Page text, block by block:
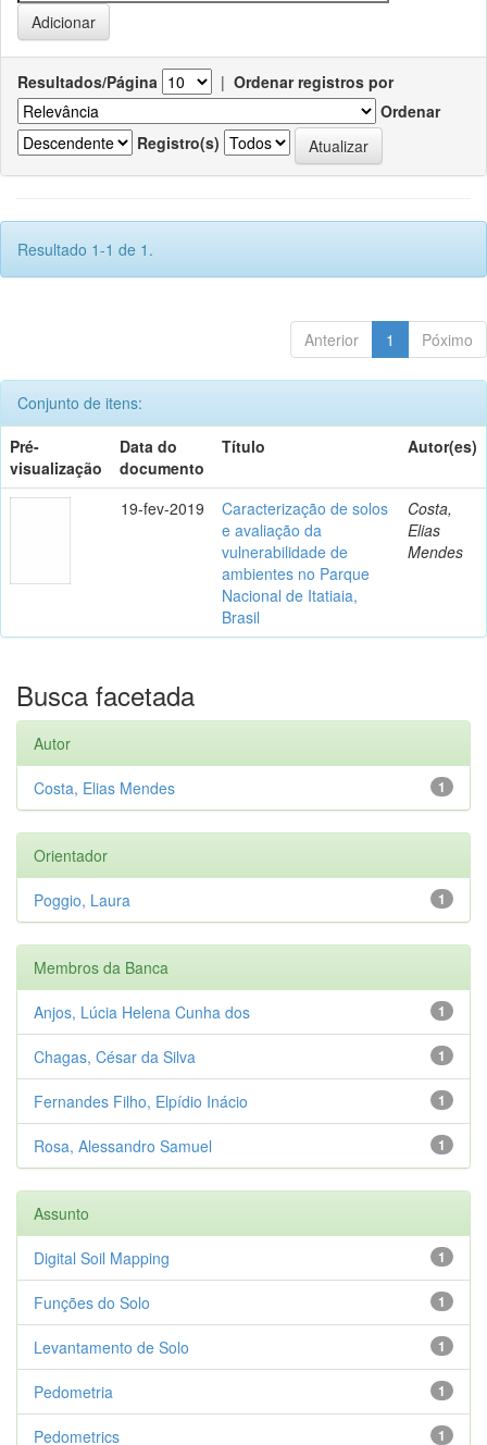
Resultados/Página | Ordenar registros por
Ordenar
Registro(s)
Resultado 1-1 de 1.
Anterior 1 Póximo
Conjunto de itens:
Pré-
visualização
Data do
documento
Título Autor(es)
19-fev-2019
Caracterização de solos
e avaliação da
vulnerabilidade de
ambientes no Parque
Nacional de Itatiaia,
Brasil
Costa,
Elias
Mendes
Busca facetada
Autor
1
Costa, Elias Mendes
Orientador
1
Poggio, Laura
Membros da Banca
1
Anjos, Lúcia Helena Cunha dos
1
Chagas, César da Silva
1
Fernandes Filho, Elpídio Inácio
1
Rosa, Alessandro Samuel
Assunto
1
Digital Soil Mapping
1
Funções do Solo
1
Levantamento de Solo
1
Pedometria
1
Pedometrics